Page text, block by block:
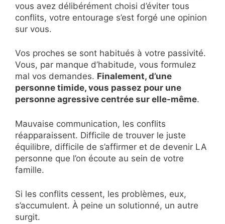
vous avez délibérément choisi d’éviter tous
conflits, votre entourage s’est forgé une opinion
sur vous.
Vos proches se sont habitués à votre passivité.
Vous, par manque d’habitude, vous formulez
mal vos demandes. Finalement, d’une
personne timide, vous passez pour une
personne agressive centrée sur elle-même.
Mauvaise communication, les conflits
réapparaissent. Difficile de trouver le juste
équilibre, difficile de s’affirmer et de devenir LA
personne que l’on écoute au sein de votre
famille.
Si les conflits cessent, les problèmes, eux,
s’accumulent. À peine un solutionné, un autre
surgit.